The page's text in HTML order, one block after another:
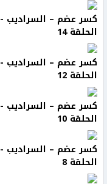
كسر عضم – السراديب -
الحلقة 14
كسر عضم – السراديب -
الحلقة 12
كسر عضم – السراديب -
الحلقة 10
كسر عضم – السراديب -
الحلقة 8